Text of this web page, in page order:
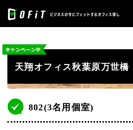
天翔オフィス秋葉原万世橋
802(3名用個室)